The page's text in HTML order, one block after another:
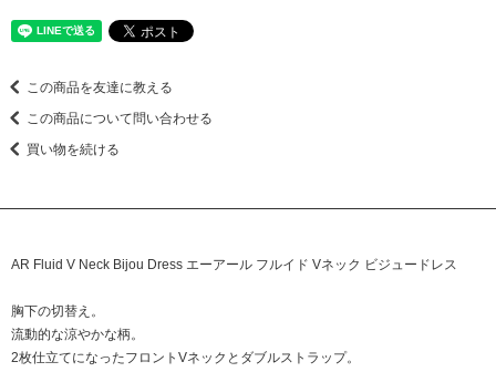
この商品を友達に教える
この商品について問い合わせる
買い物を続ける
AR Fluid V Neck Bijou Dress エーアール フルイド Vネック ビジュードレス
胸下の切替え。
流動的な涼やかな柄。
2枚仕立てになったフロントVネックとダブルストラップ。